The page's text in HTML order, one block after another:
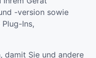
-version sowie
Ins,
damit Sie und andere